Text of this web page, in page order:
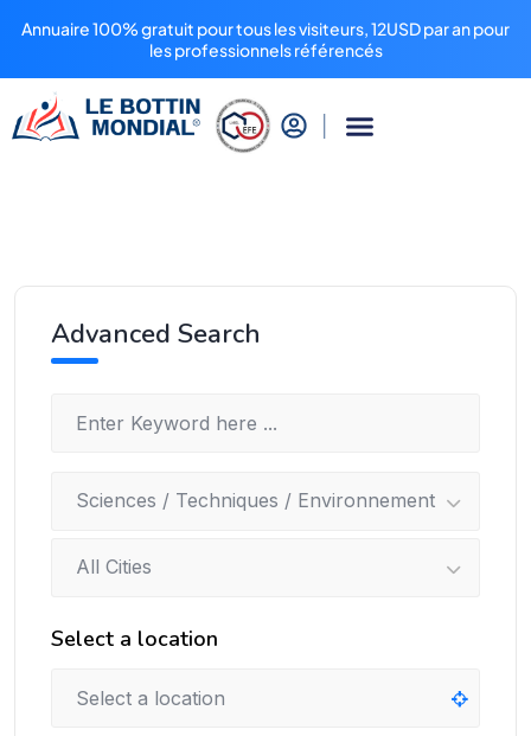
Annuaire 100% gratuit pour tous les visiteurs, 12USD par an pour
les professionnels référencés
Advanced Search
Sciences / Techniques / Environnement
All Cities
Select a location